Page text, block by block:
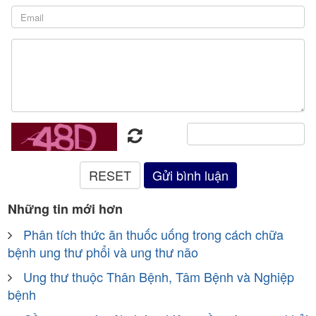
Những tin mới hơn
Phân tích thức ăn thuốc uống trong cách chữa
bệnh ung thư phổi và ung thư não
Ung thư thuộc Thân Bệnh, Tâm Bệnh và Nghiệp
bệnh